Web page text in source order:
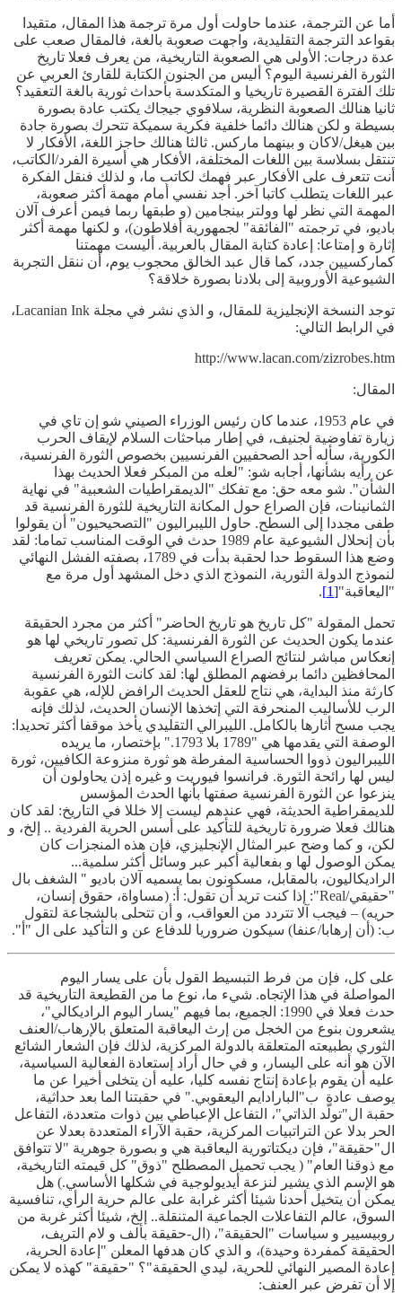
أما عن الترجمة، عندما حاولت أول مرة ترجمة هذا المقال، متقيدا
بقواعد الترجمة التقليدية، واجهت صعوبة بالغة، فالمقال صعب على
عدة درجات: الأولى هي الصعوبة التاريخية، من يعرف فعلا تاريخ
الثورة الفرنسية اليوم؟ أليس من الجنون الكتابة للقارئ العربي عن
تلك الفترة القصيرة تاريخيا و المتكدسة بأحداث ثورية بالغة التعقيد؟
ثانيا هنالك الصعوبة النظرية، سلافوي جيجاك يكتب عادة بصورة
بسيطة و لكن هنالك دائما خلفية فكرية سميكة تتحرك بصورة جادة
بين هيغل/لاكان و بينهما ماركس. ثالثا هنالك حاجز اللغة، الأفكار لا
تنتقل بسلاسة بين اللغات المختلفة، الأفكار هي أسيرة الفرد/الكاتب،
أنت تتعرف على الأفكار عبر فهمك لكاتب ما، و لذلك فنقل الفكرة
عبر اللغات يتطلب كاتبا آخر. أجد نفسي أمام مهمة أكثر صعوبة،
المهمة التي نظر لها وولتر بينجامين (و طبقها ربما فيمن أعرف آلان
باديو، في ترجمته "الفائقة" لجمهورية أفلاطون)، و لكنها مهمة أكثر
إثارة و إمتاعا: إعادة كتابة المقال بالعربية. أليست مهمتنا
كماركسيين جدد، كما قال عبد الخالق محجوب يوم، أن ننقل التجربة
الشيوعية الأوروبية إلى بلادنا بصورة خلاقة؟
توجد النسخة الإنجليزية للمقال، و الذي نشر في مجلة Lacanian Ink،
في الرابط التالي:
http://www.lacan.com/zizrobes.htm
المقال:
في عام 1953، عندما كان رئيس الوزراء الصيني شو إن تاي في
زيارة تفاوضية لجنيف، في إطار مباحثات السلام لإيقاف الحرب
الكورية، سأله أحد الصحفيين الفرنسيين بخصوص الثورة الفرنسية،
عن رأيه بشأنها، أجابه شو: "لعله من المبكر فعلا الحديث بهذا
الشأن". شو معه حق: مع تفكك "الديمقراطيات الشعبية" في نهاية
الثمانينات، فإن الصراع حول المكانة التاريخية للثورة الفرنسية قد
طفى مجددا إلى السطح. حاول الليبراليون "التصحيحيون" أن يقولوا
بأن إنحلال الشيوعية عام 1989 حدث في الوقت المناسب تماما: لقد
وضع هذا السقوط حدا لحقبة بدأت في 1789، بصفته الفشل النهائي
لنموذج الدولة الثورية، النموذج الذي دخل المشهد أول مرة مع
"اليعاقبة"[1]
.
تحمل المقولة "كل تاريخ هو تاريخ الحاضر" أكثر من مجرد الحقيقة
عندما يكون الحديث عن الثورة الفرنسية: كل تصور تاريخي لها هو
إنعكاس مباشر لنتائج الصراع السياسي الحالي. يمكن تعريف
المحافظين دائما برفضهم المطلق لها: لقد كانت الثورة الفرنسية
كارثة منذ البداية، هي نتاج للعقل الحديث الرافض للإله، هي عقوبة
الرب للأساليب المنحرفة التي إتخذها الإنسان الحديث، لذلك فإنه
يجب مسح أثارها بالكامل. الليبرالي التقليدي يأخذ موقفا أكثر تحديدا:
الوصفة التي يقدمها هي "1789 بلا 1793." بإختصار، ما يريده
الليبراليون ذووا الحساسية المفرطة هو ثورة منزوعة الكافيين، ثورة
ليس لها رائحة الثورة. فرانسوا فيوريت و غيره إذن يحاولون أن
ينزعوا عن الثورة الفرنسية صفتها بأنها الحدث المؤسس
للديمقراطية الحديثة، فهي عندهم ليست إلا خللا في التاريخ: لقد كان
هنالك فعلا ضرورة تاريخية للتأكيد على أسس الحرية الفردية .. إلخ، و
لكن، و كما وضح عبر المثال الإنجليزي، فإن هذه المنجزات كان
يمكن الوصول لها و بفعالية أكبر عبر وسائل أكثر سلمية...
الراديكاليون، بالمقابل، مسكونون بما يسميه آلان باديو " الشغف بال
"حقيقي/Real": إذا كنت تريد أن تقول: أ: (مساواة، حقوق إنسان،
حريه) – فيجب آلا تتردد من العواقب، و أن تتحلى بالشجاعة لتقول
ب: (أن إرهابا/عنفا) سيكون ضروريا للدفاع عن و التأكيد على ال "أ".
على كل، فإن من فرط التبسيط القول بأن على يسار اليوم
المواصلة في هذا الإتجاه. شيء ما، نوع ما من القطيعة التاريخية قد
حدث فعلا في 1990: الجميع، بما فيهم "يسار اليوم الراديكالي"،
يشعرون بنوع من الخجل من إرث اليعاقبة المتعلق بالإرهاب/العنف
الثوري بطبيعته المتعلقة بالدولة المركزية، لذلك فإن الشعار الشائع
الآن هو أنه على اليسار، و في حال أراد إستعادة الفعالية السياسية،
عليه أن يقوم بإعادة إنتاج نفسه كليا، عليه أن يتخلى أخيرا عن ما
يوصف عادة ب"البارادايم اليعقوبي." في حقبتنا الما بعد حداثية،
حقبة ال"تولّد الذاتي"، التفاعل الإعباطي بين ذوات متعددة، التفاعل
الحر بدلا عن التراتبيات المركزية، حقبة الآراء المتعددة بعدلا عن
ال"حقيقة"، فإن ديكتاتورية اليعاقبة هي و بصورة جوهرية "لا تتوافق
مع ذوقنا العام" ( يجب تحميل المصطلح "ذوق" كل قيمته التاريخية،
هو الإسم الذي يشير لنزعة أيديولوجية في شكلها الأساسي.) هل
يمكن أن يتخيل أحدنا شيئا أكثر غرابة على عالم حرية الرأي، تنافسية
السوق، عالم التفاعلات الجماعية المتنقلة.. إلخ، شيئا أكثر غربة من
روبيسيير و سياسات "الحقيقة"، (ال-حقيقة بألف و لام التريف،
الحقيقة كمفردة وحيدة)، و الذي كان هدفها المعلن "إعادة الحرية،
إعادة المصير النهائي للحرية، ليدي الحقيقة"؟ "حقيقة" كهذه لا يمكن
إلا أن تفرض عبر العنف: